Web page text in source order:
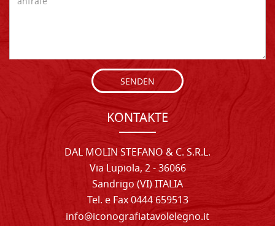
SENDEN
KONTAKTE
DAL MOLIN STEFANO & C. S.R.L.
Via Lupiola, 2 - 36066
Sandrigo (VI) ITALIA
Tel. e Fax 0444 659513
info@iconografiatavolelegno.it